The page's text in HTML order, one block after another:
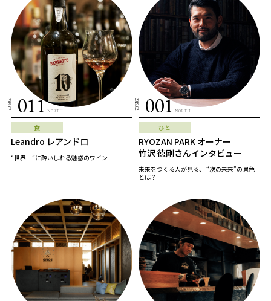
2019.02 011 NORTH
食
Leandro レアンドロ
“世界一”に酔いしれる魅惑のワイン
2019.02 001 NORTH
ひと
RYOZAN PARK オーナー
竹沢 徳剛さんインタビュー
未来をつくる人が見る、 “次の未来”の景色
とは？